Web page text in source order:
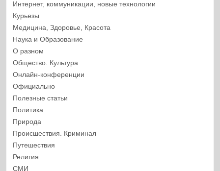
Интернет, коммуникации, новые технологии
Курьезы
Медицина, Здоровье, Красота
Наука и Образование
О разном
Общество. Культура
Онлайн-конференции
Официально
Полезные статьи
Политика
Природа
Происшествия. Криминал
Путешествия
Религия
СМИ